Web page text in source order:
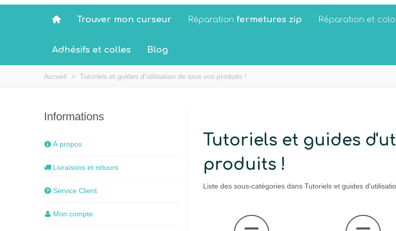
Trouver mon curseur Réparation fermetures zip Réparation et
Adhésifs et colles Blog
Accueil > Tutoriels et guides d'utilisation de tous vos produits !
Informations
À propos
Livraisons et retours
Service Client
Mon compte
Tutoriels et guides
produits !
Liste des sous-catégories dans Tutoriels et guides